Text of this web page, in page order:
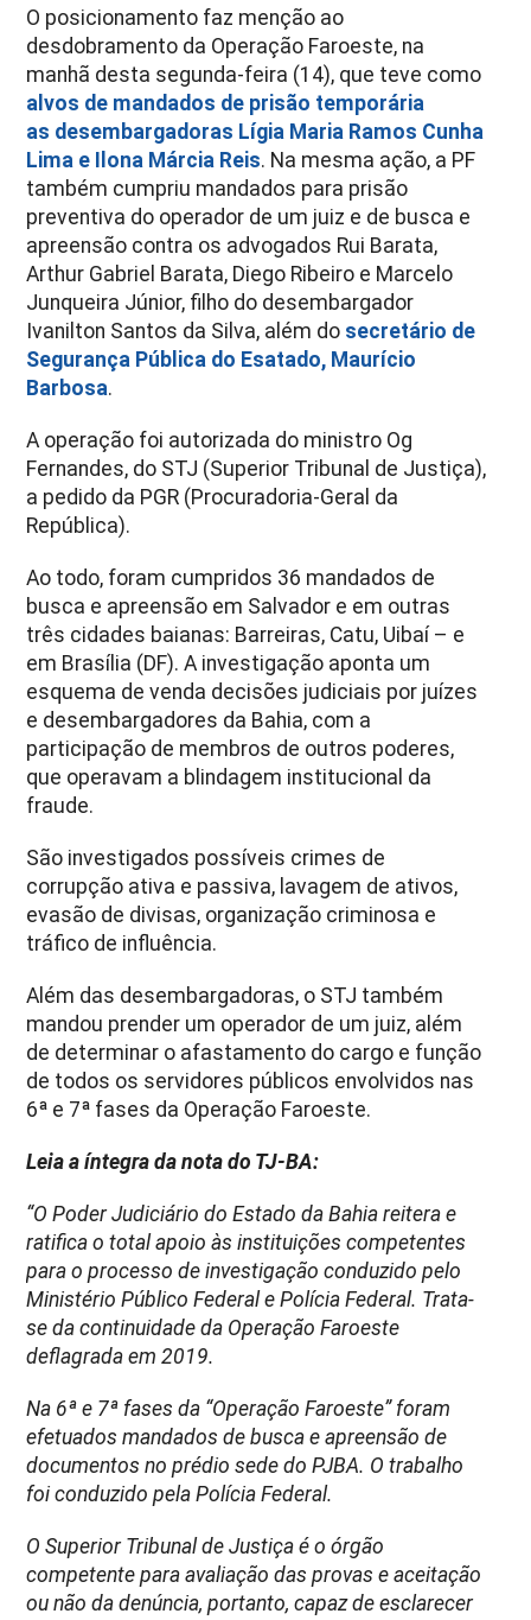
O posicionamento faz menção ao
desdobramento da Operação Faroeste, na
manhã desta segunda-feira (14), que teve como
alvos de mandados de prisão temporária
as desembargadoras Lígia Maria Ramos Cunha
Lima e Ilona Márcia Reis. Na mesma ação, a PF
também cumpriu mandados para prisão
preventiva do operador de um juiz e de busca e
apreensão contra os advogados Rui Barata,
Arthur Gabriel Barata, Diego Ribeiro e Marcelo
Junqueira Júnior, filho do desembargador
Ivanilton Santos da Silva, além do secretário de
Segurança Pública do Esatado, Maurício
Barbosa.
A operação foi autorizada do ministro Og
Fernandes, do STJ (Superior Tribunal de Justiça),
a pedido da PGR (Procuradoria-Geral da
República).
Ao todo, foram cumpridos 36 mandados de
busca e apreensão em Salvador e em outras
três cidades baianas: Barreiras, Catu, Uibaí – e
em Brasília (DF). A investigação aponta um
esquema de venda decisões judiciais por juízes
e desembargadores da Bahia, com a
participação de membros de outros poderes,
que operavam a blindagem institucional da
fraude.
São investigados possíveis crimes de
corrupção ativa e passiva, lavagem de ativos,
evasão de divisas, organização criminosa e
tráfico de influência.
Além das desembargadoras, o STJ também
mandou prender um operador de um juiz, além
de determinar o afastamento do cargo e função
de todos os servidores públicos envolvidos nas
6ª e 7ª fases da Operação Faroeste.
Leia a íntegra da nota do TJ-BA:
“O Poder Judiciário do Estado da Bahia reitera e
ratifica o total apoio às instituições competentes
para o processo de investigação conduzido pelo
Ministério Público Federal e Polícia Federal. Trata-
se da continuidade da Operação Faroeste
deflagrada em 2019.
Na 6ª e 7ª fases da “Operação Faroeste” foram
efetuados mandados de busca e apreensão de
documentos no prédio sede do PJBA. O trabalho
foi conduzido pela Polícia Federal.
O Superior Tribunal de Justiça é o órgão
competente para avaliação das provas e aceitação
ou não da denúncia, portanto, capaz de esclarecer